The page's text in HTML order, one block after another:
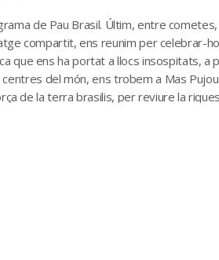
de Pau Brasil. Últim, entre
compartit, ens reunim per celebrar-
que ens ha portat a llocs insospitats, a
del món, ens trobem a Mas
de la terra brasilis, per reviure la